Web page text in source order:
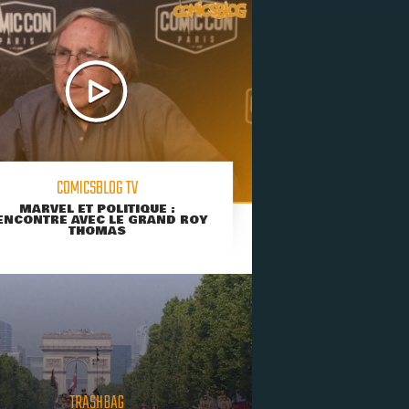
COMICSBLOG TV
MARVEL ET POLITIQUE :
AVEC LE GRAND ROY
THOMAS
TRASHBAG